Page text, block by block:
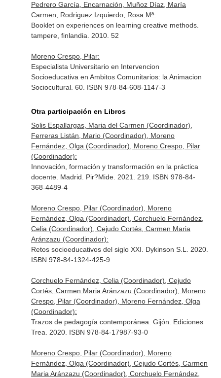
Pedrero García, Encarnación, Muñoz Díaz, María
Carmen, Rodriguez Izquierdo, Rosa Mª:
Booklet on experiences on learning creative methods.
tampere, finlandia. 2010. 52
Moreno Crespo, Pilar:
Especialista Universitario en Intervencion
Socioeducativa en Ambitos Comunitarios: la Animacion
Sociocultural. 60. ISBN 978-84-608-1147-3
Otra participación en Libros
Solis Espallargas, Maria del Carmen (Coordinador),
Ferreras Listán, Mario (Coordinador), Moreno
Fernández, Olga (Coordinador), Moreno Crespo, Pilar
(Coordinador):
Innovación, formación y transformación en la práctica
docente. Madrid. Pir?Mide. 2021. 219. ISBN 978-84-
368-4489-4
Moreno Crespo, Pilar (Coordinador), Moreno
Fernández, Olga (Coordinador), Corchuelo Fernández,
Celia (Coordinador), Cejudo Cortés, Carmen Maria
Aránzazu (Coordinador):
Retos socioeducativos del siglo XXI. Dykinson S.L. 2020.
ISBN 978-84-1324-425-9
Corchuelo Fernández, Celia (Coordinador), Cejudo
Cortés, Carmen Maria Aránzazu (Coordinador), Moreno
Crespo, Pilar (Coordinador), Moreno Fernández, Olga
(Coordinador):
Trazos de pedagogía contemporánea. Gijón. Ediciones
Trea. 2020. ISBN 978-84-17987-93-0
Moreno Crespo, Pilar (Coordinador), Moreno
Fernández, Olga (Coordinador), Cejudo Cortés, Carmen
Maria Aránzazu (Coordinador), Corchuelo Fernández,